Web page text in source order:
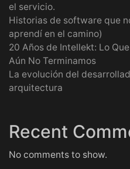
el servicio.
Historias de software que
aprendí en el camino)
20 Años de Intellekt: Lo
Aún No Terminamos
La evolución del
arquitectura
Recent
No comments to show.